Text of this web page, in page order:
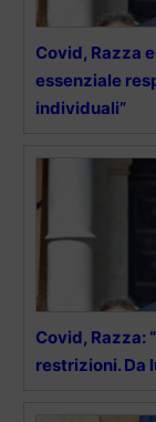
Covid, Razza
essenziale
individuali”
Covid, Razza:
restrizioni. Da